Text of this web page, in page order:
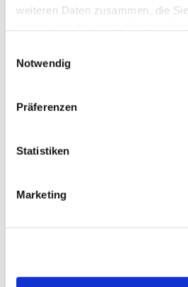
weiteren Daten zusammen, die
Notwendig
Präferenzen
Statistiken
Marketing